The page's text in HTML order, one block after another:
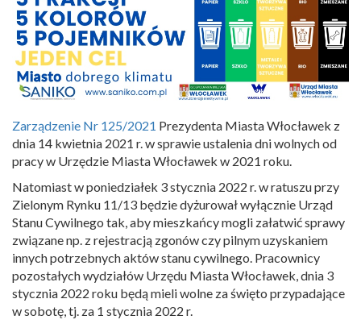
Zarządzenie Nr 125/2021 Prezydenta Miasta Włocławek z
dnia 14 kwietnia 2021 r. w sprawie ustalenia dni wolnych od
pracy w Urzędzie Miasta Włocławek w 2021 roku.
Natomiast w poniedziałek 3 stycznia 2022 r. w ratuszu przy
Zielonym Rynku 11/13 będzie dyżurował wyłącznie Urząd
Stanu Cywilnego tak, aby mieszkańcy mogli załatwić sprawy
związane np. z rejestracją zgonów czy pilnym uzyskaniem
innych potrzebnych aktów stanu cywilnego. Pracownicy
pozostałych wydziałów Urzędu Miasta Włocławek, dnia 3
stycznia 2022 roku będą mieli wolne za święto przypadające
w sobotę, tj. za 1 stycznia 2022 r.